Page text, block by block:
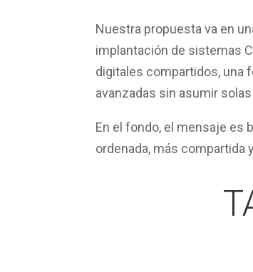
Nuestra propuesta va en
implantación de sistemas
digitales compartidos, una
avanzadas sin asumir
En el fondo, el mensaje es
ordenada, más compartida